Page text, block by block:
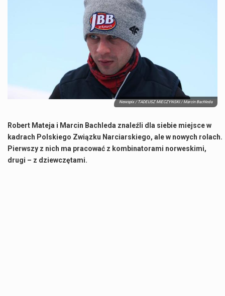
Newspix / TADEUSZ MIECZYNSKI / Marcin Bachleda
Robert Mateja i Marcin Bachleda znaleźli dla siebie miejsce w
kadrach Polskiego Związku Narciarskiego, ale w nowych rolach.
Pierwszy z nich ma pracować z kombinatorami norweskimi,
drugi – z dziewczętami.